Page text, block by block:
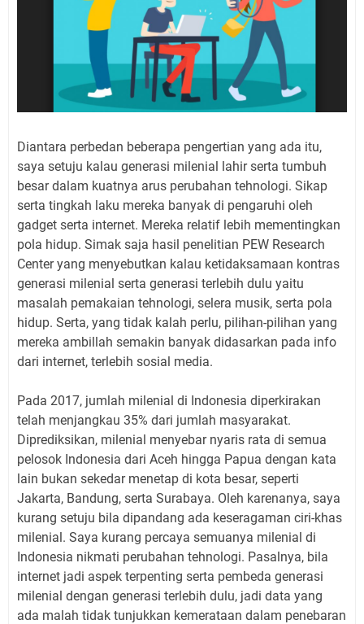
Diantara perbedan beberapa pengertian yang ada itu,
saya setuju kalau generasi milenial lahir serta tumbuh
besar dalam kuatnya arus perubahan tehnologi. Sikap
serta tingkah laku mereka banyak di pengaruhi oleh
gadget serta internet. Mereka relatif lebih mementingkan
pola hidup. Simak saja hasil penelitian PEW Research
Center yang menyebutkan kalau ketidaksamaan kontras
generasi milenial serta generasi terlebih dulu yaitu
masalah pemakaian tehnologi, selera musik, serta pola
hidup. Serta, yang tidak kalah perlu, pilihan-pilihan yang
mereka ambillah semakin banyak didasarkan pada info
dari internet, terlebih sosial media.
Pada 2017, jumlah milenial di Indonesia diperkirakan
telah menjangkau 35% dari jumlah masyarakat.
Diprediksikan, milenial menyebar nyaris rata di semua
pelosok Indonesia dari Aceh hingga Papua dengan kata
lain bukan sekedar menetap di kota besar, seperti
Jakarta, Bandung, serta Surabaya. Oleh karenanya, saya
kurang setuju bila dipandang ada keseragaman ciri-khas
milenial. Saya kurang percaya semuanya milenial di
Indonesia nikmati perubahan tehnologi. Pasalnya, bila
internet jadi aspek terpenting serta pembeda generasi
milenial dengan generasi terlebih dulu, jadi data yang
ada malah tidak tunjukkan kemerataan dalam penebaran